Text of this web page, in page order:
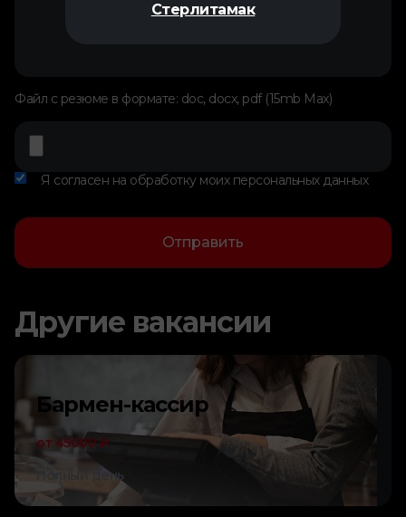
Стерлитамак
Файл с резюме в формате: doc, docx, pdf (15mb Max)
Я согласен на обработку моих персональных данных
Отправить
Другие вакансии
Бармен-кассир
от 45000 ₽
Полный день